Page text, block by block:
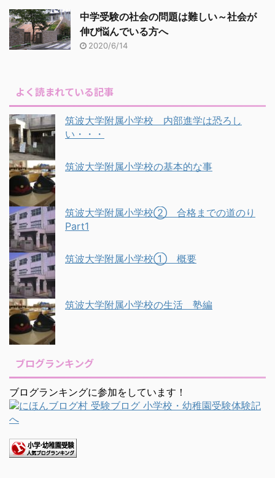
中学受験の社会の問題は難しい～社会が
伸び悩んでいる方へ
2020/6/14
よく読まれている記事
筑波大学附属小学校 内部進学は恐ろし
い・・・
筑波大学附属小学校の基本的な事
筑波大学附属小学校② 合格までの道のり
Part1
筑波大学附属小学校① 概要
筑波大学附属小学校の生活 塾編
ブログランキング
ブログランキングに参加をしています！